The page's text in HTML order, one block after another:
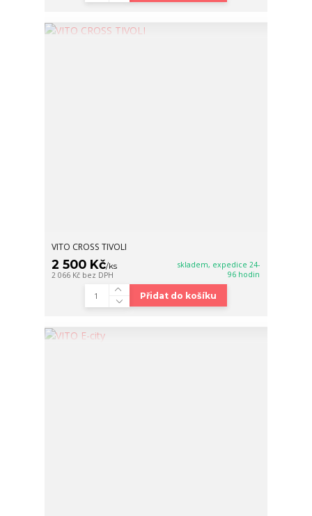
VITO CROSS TIVOLI
2 500 Kč/ks
2 066 Kč bez DPH
skladem, expedice 24-
96 hodin
Přidat do košíku